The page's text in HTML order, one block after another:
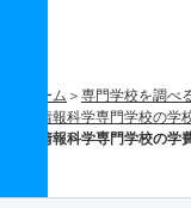
ホーム 専門学校を調べ
情報科学専門学校の学
情報科学専門学校の学